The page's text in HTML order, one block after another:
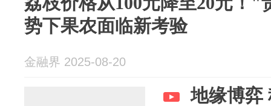
势下果农面临新考验
金融界 2025-08-20
地缘博弈